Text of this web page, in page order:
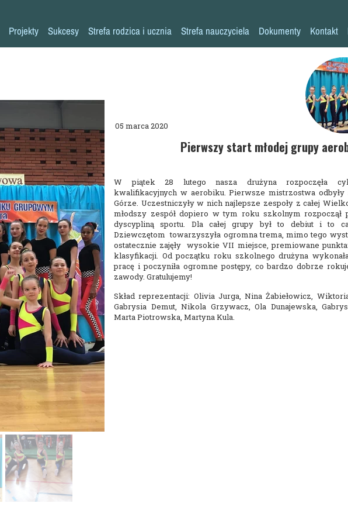
05 marca 2020
W piątek 28 lutego nasza drużyna rozpoczęła
kwalifikacyjnych w aerobiku. Pierwsze mistrzostwa odbyły
Górze. Uczestniczyły w nich najlepsze zespoły z całej
młodszy zespół dopiero w tym roku szkolnym rozpoczął
dyscypliną sportu. Dla całej grupy był to debiut i to
Dziewczętom towarzyszyła ogromna trema, mimo tego
ostatecznie zajęły wysokie VII miejsce, premiowane
klasyfikacji. Od początku roku szkolnego drużyna
pracę i poczyniła ogromne postępy, co bardzo dobrze
zawody. Gratulujemy!
Skład reprezentacji: Olivia Jurga, Nina Żabiełowicz,
Gabrysia Demut, Nikola Grzywacz, Ola Dunajewska,
Marta Piotrowska, Martyna Kula.
Pierwszy start młodej grupy
Historia szkoły
Pielęgniarka
Rada rodziców
Biblioteka
Stołówka
Świetlica
Kronika
Projekty
Erasmus+ AKREDYTACJA
Niebieskie Igrzyska
Każdy inny - wszyscy równi
Szkoła Odpowiedzialna Cyfrowo
Zaczytana Jedynka
#SuperKoderzy
# klikaj pozytywnie
Nasza szkoła jest OK
Erasmus+ Uniwersalny Język Sztuki
Erasmus+ Przez dwujęzyczność do przyszłości
Erasmus+ Mózgi w szkole. Wiedza jest potęgą!
Sukcesy
Konkursy przedmiotowe
Strefa rodzica i ucznia
Klasy 0-3
Kalendarz roku szkolnego
Harmonogram imprez i uroczystości
Nasza szkoła jest SUPER!
Klasy dwujęzyczne
Doradztwo zawodowe
Nabór
Strefa nauczyciela
Pliki do pobrania
Dokumenty
Plan
Program wychowawczo-
Procedura
Standardy
Kontakt